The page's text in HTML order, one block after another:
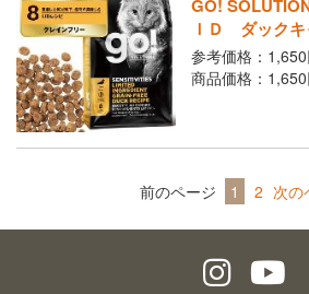
GO!
ＩＤ ダック
参考価格：
商品価格：
前のページ 1 2 次の